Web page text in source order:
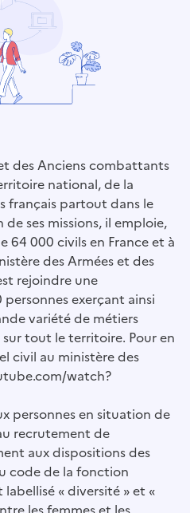
des Anciens combattants
national, de la
français partout dans le
ses missions, il emploie,
64 000 civils en France et à
des Armées et des
rejoindre une
exerçant ainsi
variété de métiers
tout le territoire. Pour en
civil au ministère des
watch?
personnes en situation de
recrutement de
aux dispositions des
code de la fonction
« diversité » et «